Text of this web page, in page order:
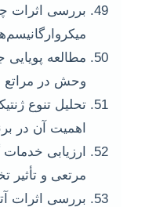
بررسی اثرات
مطالعه
وحش در مراتع
تحلیل تنوع
اهمیت آن در
ارزیابی
مرتعی و تأثیر
بررسی اثرات